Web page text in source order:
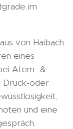
im
von Haibach
eines
Atem- &
Druck-oder
und eine